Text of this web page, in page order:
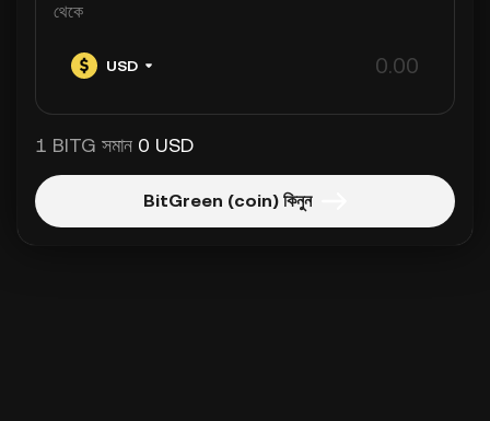
থেকে
USD
1 BITG সমান 0 USD
BitGreen (coin) কিনুন